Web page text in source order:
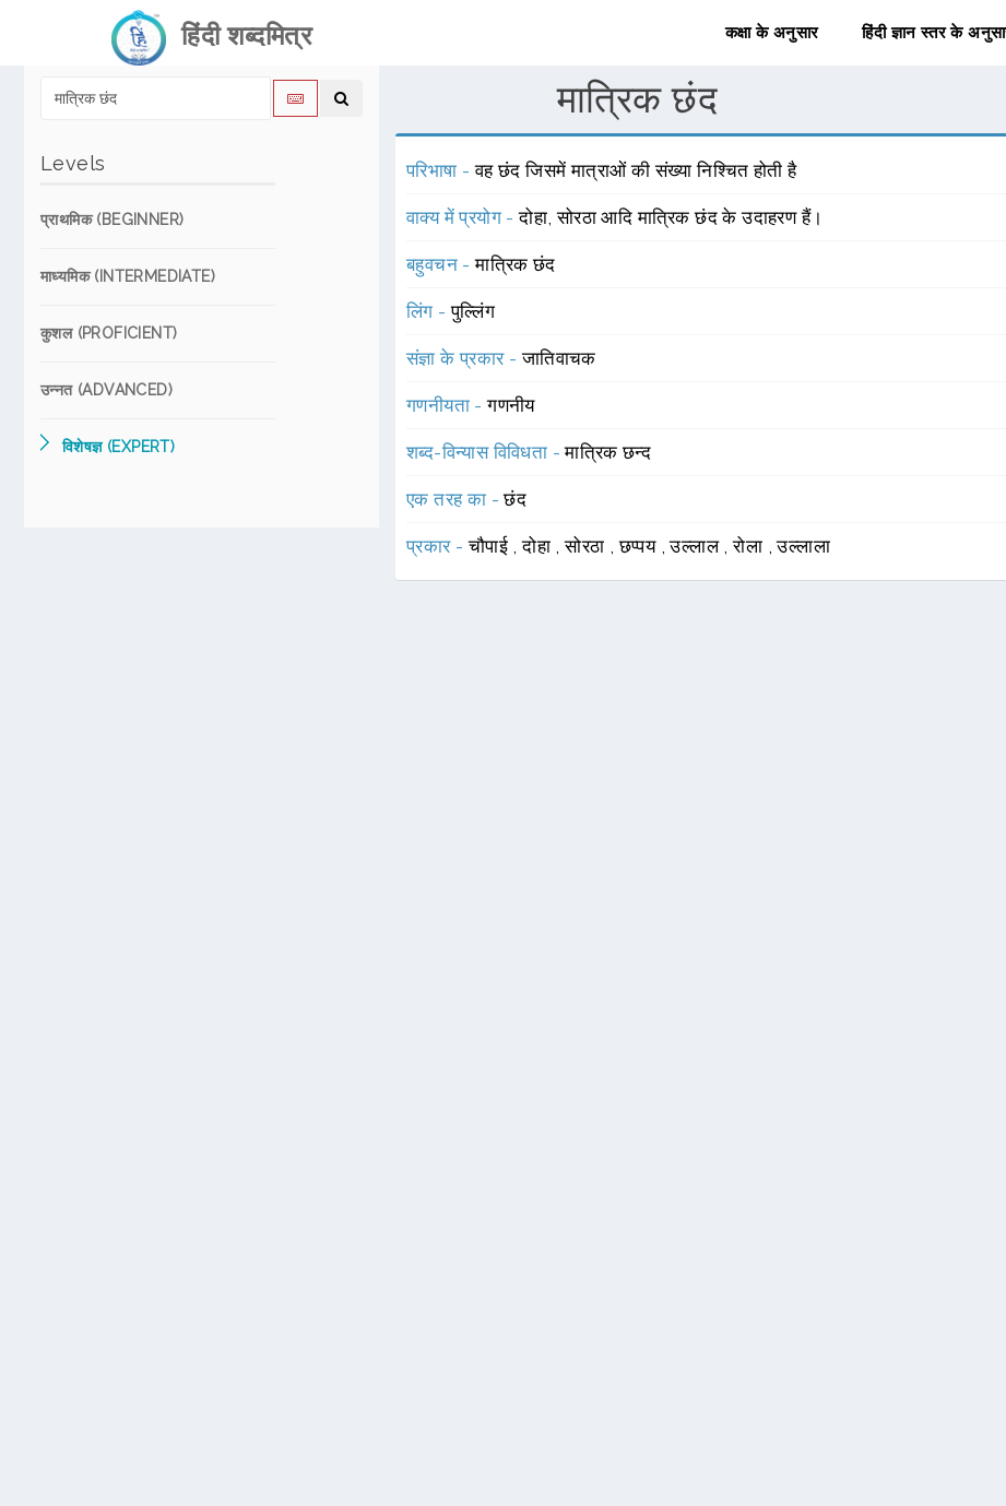
हिंदी शब्दमित्र कक्षा के अनुसार हिंदी ज्ञान स्तर के
Levels
प्राथमिक (BEGINNER)
माध्यमिक (INTERMEDIATE)
कुशल (PROFICIENT)
उन्नत (ADVANCED)
विशेषज्ञ (EXPERT)
मात्रिक छंद
परिभाषा -वह छंद जिसमें मात्राओं की संख्या निश्चित होती है
वाक्य में प्रयोग -दोहा, सोरठा आदि मात्रिक छंद के उदाहरण हैं।
बहुवचन -मात्रिक छंद
लिंग -पुल्लिंग
संज्ञा के प्रकार -जातिवाचक
गणनीयता -गणनीय
शब्द-विन्यास विविधता -मात्रिक छन्द
एक तरह का -छंद
प्रकार -चौपाई ,दोहा ,सोरठा ,छप्पय ,उल्लाल ,रोला ,उल्लाला